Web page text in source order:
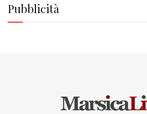
Pubblicità